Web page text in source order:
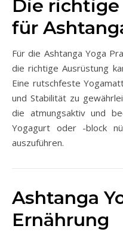
Die
für
Für die Ashtanga Yoga
die richtige Ausrüstung
Eine rutschfeste
und Stabilität zu
die atmungsaktiv und
Yogagurt oder -block
auszuführen.
Ashtanga
Ernährung